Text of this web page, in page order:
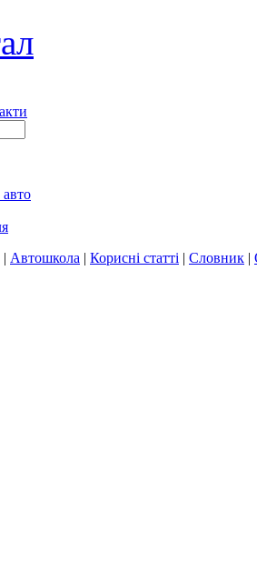
авто
| Автошкола | Корисні статті | Словник |